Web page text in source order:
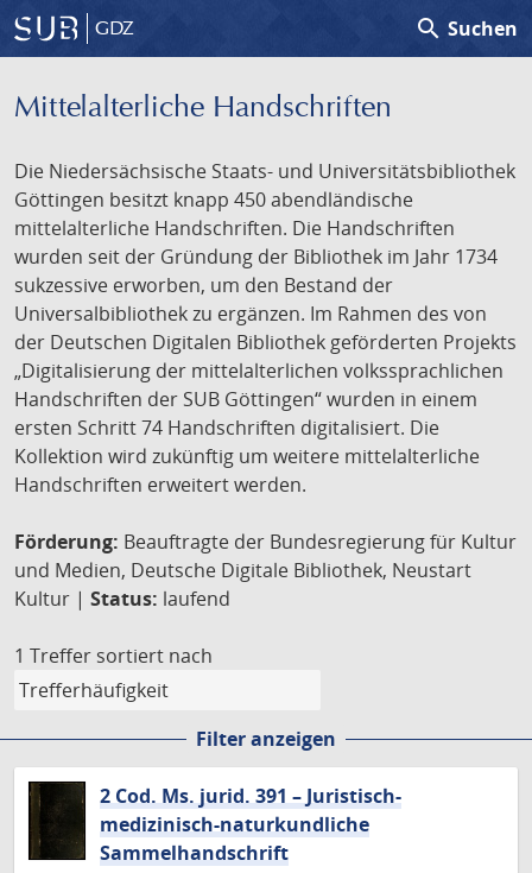
GDZ search Suchen
Mittelalterliche Handschriften
Die Niedersächsische Staats- und Universitätsbibliothek
Göttingen besitzt knapp 450 abendländische
mittelalterliche Handschriften. Die Handschriften
wurden seit der Gründung der Bibliothek im Jahr 1734
sukzessive erworben, um den Bestand der
Universalbibliothek zu ergänzen. Im Rahmen des von
der Deutschen Digitalen Bibliothek geförderten Projekts
„Digitalisierung der mittelalterlichen volkssprachlichen
Handschriften der SUB Göttingen“ wurden in einem
ersten Schritt 74 Handschriften digitalisiert. Die
Kollektion wird zukünftig um weitere mittelalterliche
Handschriften erweitert werden.
Förderung: Beauftragte der Bundesregierung für Kultur
und Medien, Deutsche Digitale Bibliothek, Neustart
Kultur | Status: laufend
1 Treffer sortiert nach
Filter anzeigen
2 Cod. Ms. jurid. 391 – Juristisch-
medizinisch-naturkundliche
Sammelhandschrift